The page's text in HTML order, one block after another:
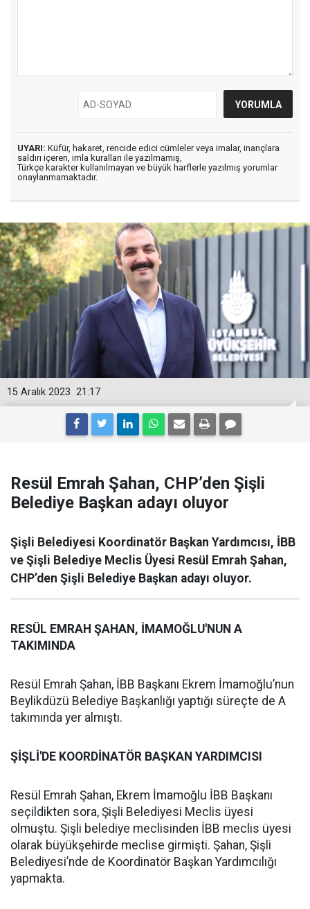
UYARI: Küfür, hakaret, rencide edici cümleler veya imalar, inançlara
saldırı içeren, imla kuralları ile yazılmamış,
Türkçe karakter kullanılmayan ve büyük harflerle yazılmış yorumlar
onaylanmamaktadır.
21:17
15 Aralık 2023
Resül Emrah Şahan, CHP’den Şişli
Belediye Başkan adayı oluyor
Şişli Belediyesi Koordinatör Başkan Yardımcısı, İBB
ve Şişli Belediye Meclis Üyesi Resül Emrah Şahan,
CHP’den Şişli Belediye Başkan adayı oluyor.
RESÜL EMRAH ŞAHAN, İMAMOĞLU'NUN A
TAKIMINDA
Resül Emrah Şahan, İBB Başkanı Ekrem İmamoğlu’nun
Beylikdüzü Belediye Başkanlığı yaptığı süreçte de A
takımında yer almıştı.
ŞİŞLİ'DE KOORDİNATÖR BAŞKAN YARDIMCISI
Resül Emrah Şahan, Ekrem İmamoğlu İBB Başkanı
seçildikten sora, Şişli Belediyesi Meclis üyesi
olmuştu. Şişli belediye meclisinden İBB meclis üyesi
olarak büyükşehirde meclise girmişti. Şahan, Şişli
Belediyesi’nde de Koordinatör Başkan Yardımcılığı
yapmakta.